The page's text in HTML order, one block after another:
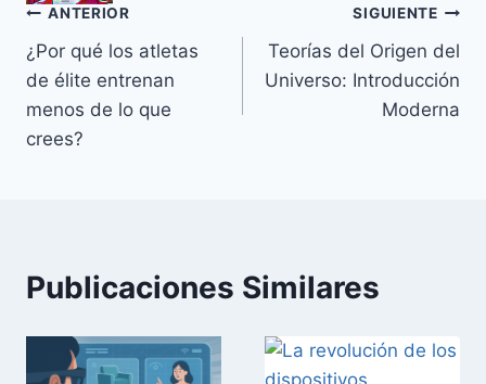
Navegación
de
entradas
ANTERIOR
¿Por qué los atletas
de élite entrenan
menos de lo que
crees?
SIGUIENTE
Teorías del Origen del
Universo: Introducción
Moderna
Publicaciones Similares